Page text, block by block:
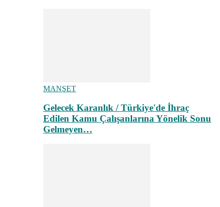
MANŞET
Gelecek Karanlık / Türkiye'de İhraç
Edilen Kamu Çalışanlarına Yönelik Sonu
Gelmeyen…